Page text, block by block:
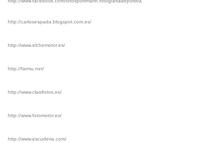
http://carlosespada.blogspot.com.es/
http://www.elchemotor.es/
http://farmu.net/
http://www.clasifotos.es/
http://www.fotomotor.es/
http://www.escuderia.com/